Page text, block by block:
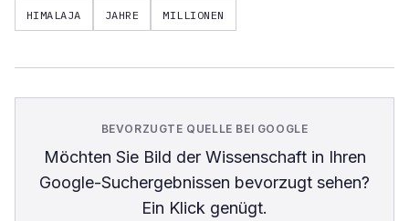
HIMALAJA JAHRE MILLIONEN
BEVORZUGTE QUELLE BEI GOOGLE
Möchten Sie Bild der Wissenschaftin Ihren
Google-Suchergebnissen bevorzugt sehen?
Ein Klick genügt.